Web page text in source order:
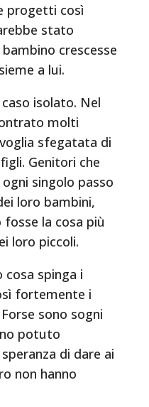
progetti così
stato
crescesse
a lui.
isolato. Nel
molti
sfegatata di
Genitori che
singolo passo
loro bambini,
la cosa più
loro piccoli.
cosa spinga i
fortemente i
sono sogni
potuto
di dare ai
non hanno